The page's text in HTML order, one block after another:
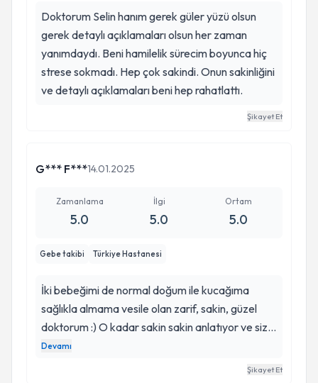
Doktorum Selin hanım gerek güler yüzü olsun
gerek detaylı açıklamaları olsun her zaman
yanımdaydı. Beni hamilelik sürecim boyunca hiç
strese sokmadı. Hep çok sakindi. Onun sakinliğini
ve detaylı açıklamaları beni hep rahatlattı.
Şikayet Et
G*** F***14.01.2025
Zamanlama
5.0
İlgi
5.0
Ortam
5.0
Gebe takibi Türkiye Hastanesi
İki bebeğimi de normal doğum ile kucağıma
sağlıkla almama vesile olan zarif, sakin, güzel
doktorum :) O kadar sakin sakin anlatıyor ve sizi
o kadar rahatlatıyor ki sayesinde çok şahane iki
doğum gerçekleştirdim. Üstelik ilk doğumumda
Devamı
Şikayet Et